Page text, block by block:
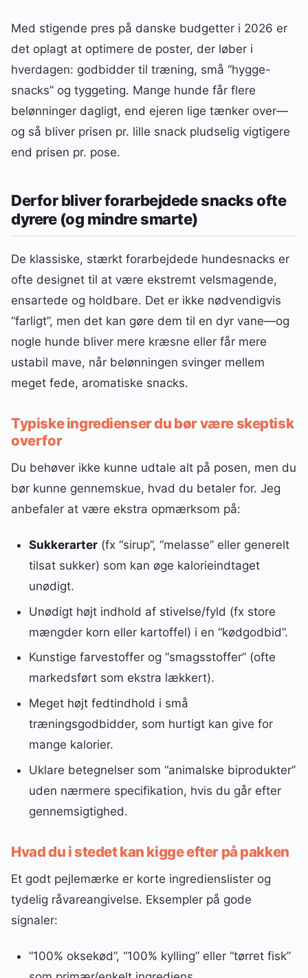
Med stigende pres på danske budgetter i 2026 er
det oplagt at optimere de poster, der løber i
hverdagen: godbidder til træning, små “hygge-
snacks” og tyggeting. Mange hunde får flere
belønninger dagligt, end ejeren lige tænker over—
og så bliver prisen pr. lille snack pludselig vigtigere
end prisen pr. pose.
Derfor bliver forarbejdede snacks ofte
dyrere (og mindre smarte)
De klassiske, stærkt forarbejdede hundesnacks er
ofte designet til at være ekstremt velsmagende,
ensartede og holdbare. Det er ikke nødvendigvis
“farligt”, men det kan gøre dem til en dyr vane—og
nogle hunde bliver mere kræsne eller får mere
ustabil mave, når belønningen svinger mellem
meget fede, aromatiske snacks.
Typiske ingredienser du bør være skeptisk
overfor
Du behøver ikke kunne udtale alt på posen, men du
bør kunne gennemskue, hvad du betaler for. Jeg
anbefaler at være ekstra opmærksom på:
Sukkerarter(fx “sirup”, “melasse” eller generelt
tilsat sukker) som kan øge kalorieindtaget
unødigt.
Unødigt højt indhold af stivelse/fyld (fx store
mængder korn eller kartoffel) i en “kødgodbid”.
Kunstige farvestoffer og “smagsstoffer” (ofte
markedsført som ekstra lækkert).
Meget højt fedtindhold i små
træningsgodbidder, som hurtigt kan give for
mange kalorier.
Uklare betegnelser som “animalske biprodukter”
uden nærmere specifikation, hvis du går efter
gennemsigtighed.
Hvad du i stedet kan kigge efter på pakken
Et godt pejlemærke er korte ingredienslister og
tydelig råvareangivelse. Eksempler på gode
signaler:
“100% oksekød”, “100% kylling” eller “tørret fisk”